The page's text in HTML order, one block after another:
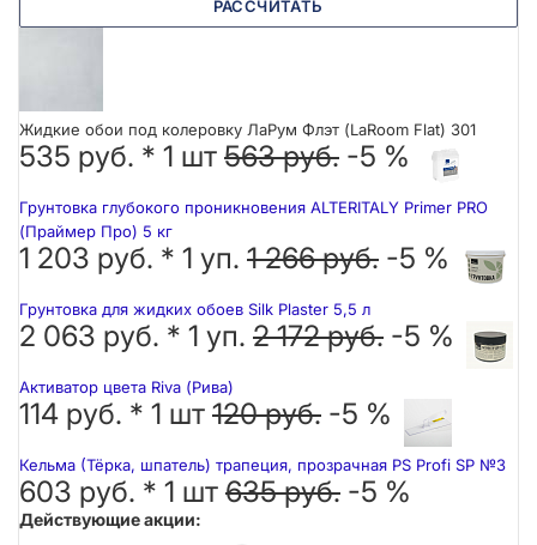
РАССЧИТАТЬ
Жидкие обои под колеровку ЛаРум Флэт (LaRoom Flat) 301
535 руб. * 1 шт 563 руб. -5 %
Грунтовка глубокого проникновения ALTERITALY Primer PRO
(Праймер Про) 5 кг
1 203 руб. * 1 уп. 1 266 руб. -5 %
Грунтовка для жидких обоев Silk Plaster 5,5 л
2 063 руб. * 1 уп. 2 172 руб. -5 %
Активатор цвета Riva (Рива)
114 руб. * 1 шт 120 руб. -5 %
Кельма (Тёрка, шпатель) трапеция, прозрачная PS Profi SP №3
603 руб. * 1 шт 635 руб. -5 %
Действующие акции: